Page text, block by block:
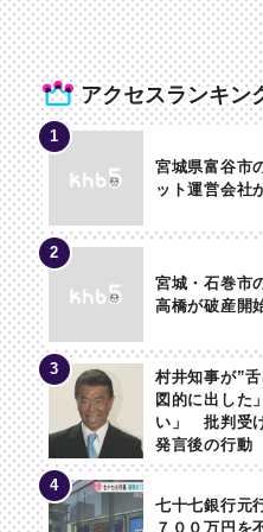
アクセスランキン
宮城県富谷市
ット運営会社
宮城・石巻市
高橋が破産開
村井知事が”
図的に出した
い」 批判受
発言後の行動
七十七銀行元
７００万円を